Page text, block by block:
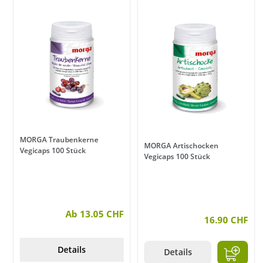
MORGA Traubenkerne
Vegicaps 100 Stück
Ab 13.05 CHF
Details
MORGA Artischocken
Vegicaps 100 Stück
16.90 CHF
Details